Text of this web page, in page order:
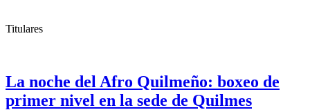
Titulares
La noche del Afro Quilmeño: boxeo de
primer nivel en la sede de Quilmes